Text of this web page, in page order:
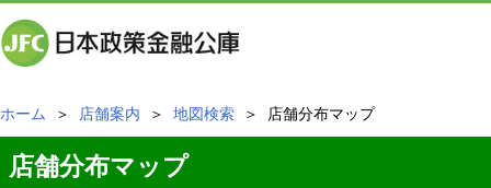
ホーム ＞ 店舗案内 ＞ 地図検索 ＞ 店舗分布マップ
店舗分布マップ